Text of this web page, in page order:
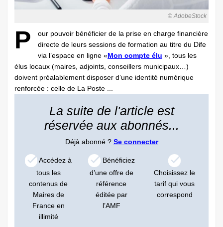
© AdobeStock
P
our pouvoir bénéficier de la prise en charge financière
directe de leurs sessions de formation au titre du Dife
via l’espace en ligne «Mon compte élu », tous les
élus locaux (maires, adjoints, conseillers municipaux…)
doivent préalablement disposer d’une identité numérique
renforcée : celle de La Poste ...
La suite de l'article est
réservée aux abonnés...
Déjà abonné ? Se connecter
Accédez à
tous les
contenus de
Maires de
France en
illimité
Bénéficiez
d’une offre de
référence
éditée par
l’AMF
Choisissez le
tarif qui vous
correspond